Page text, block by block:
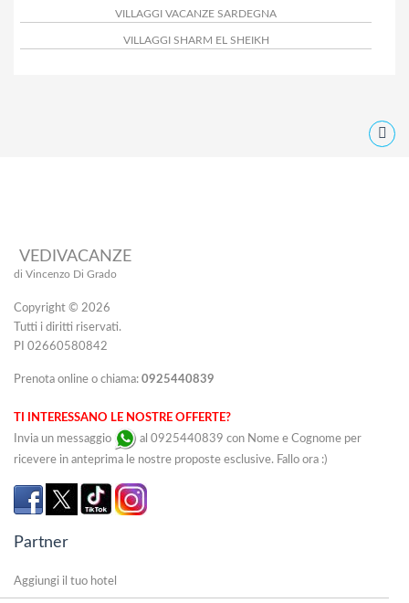
VILLAGGI VACANZE SARDEGNA
VILLAGGI SHARM EL SHEIKH
VEDIVACANZE
di Vincenzo Di Grado
Copyright © 2026
Tutti i diritti riservati.
PI 02660580842
Prenota online o chiama: 0925440839
TI INTERESSANO LE NOSTRE OFFERTE?
Invia un messaggio
al 0925440839 con Nome e Cognome per
ricevere in anteprima le nostre proposte esclusive. Fallo ora :)
Partner
Aggiungi il tuo hotel